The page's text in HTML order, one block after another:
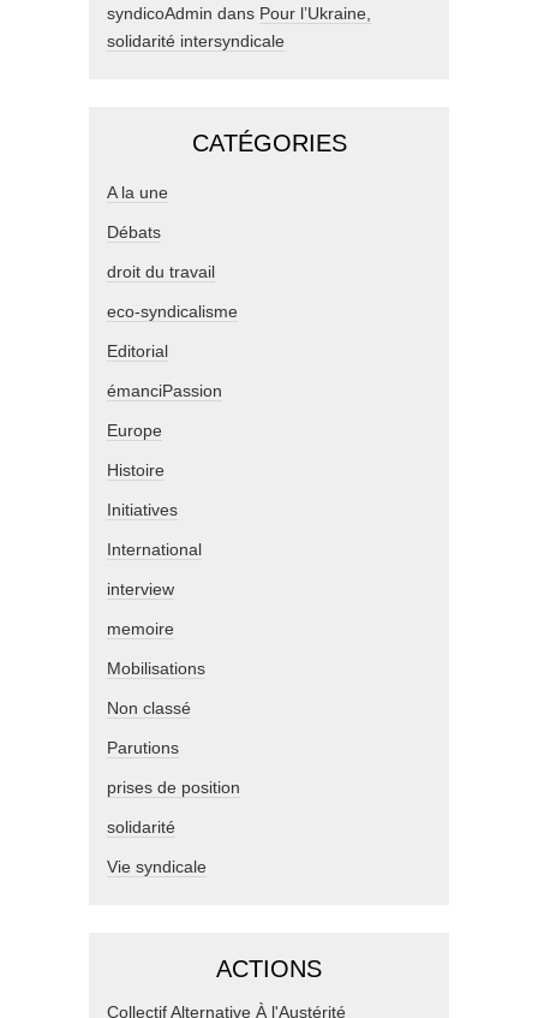
syndicoAdmin dans Pour l’Ukraine,
solidarité intersyndicale
CATÉGORIES
A la une
Débats
droit du travail
eco-syndicalisme
Editorial
émanciPassion
Europe
Histoire
Initiatives
International
interview
memoire
Mobilisations
Non classé
Parutions
prises de position
solidarité
Vie syndicale
ACTIONS
Collectif Alternative À l'Austérité